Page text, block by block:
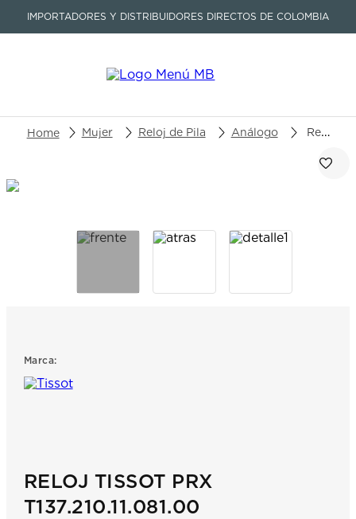
IMPORTADORES Y DISTRIBUIDORES DIRECTOS DE COLOMBIA
Buscar un producto o artículo
Mujer Reloj de Pila Análogo Reloj Tissot Prx T137.210.11.081.00
Marca:
RELOJ TISSOT PRX
T137.210.11.081.00
TÉRMINOS MÁS BUSCADOS